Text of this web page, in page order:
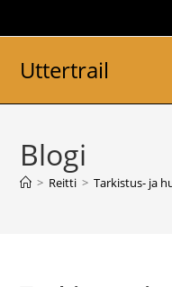
suoraan
Uttertrail
Blogi
> Reitti > Tarkistus- ja